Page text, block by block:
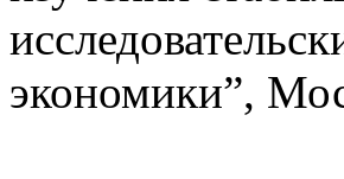
экономики”,